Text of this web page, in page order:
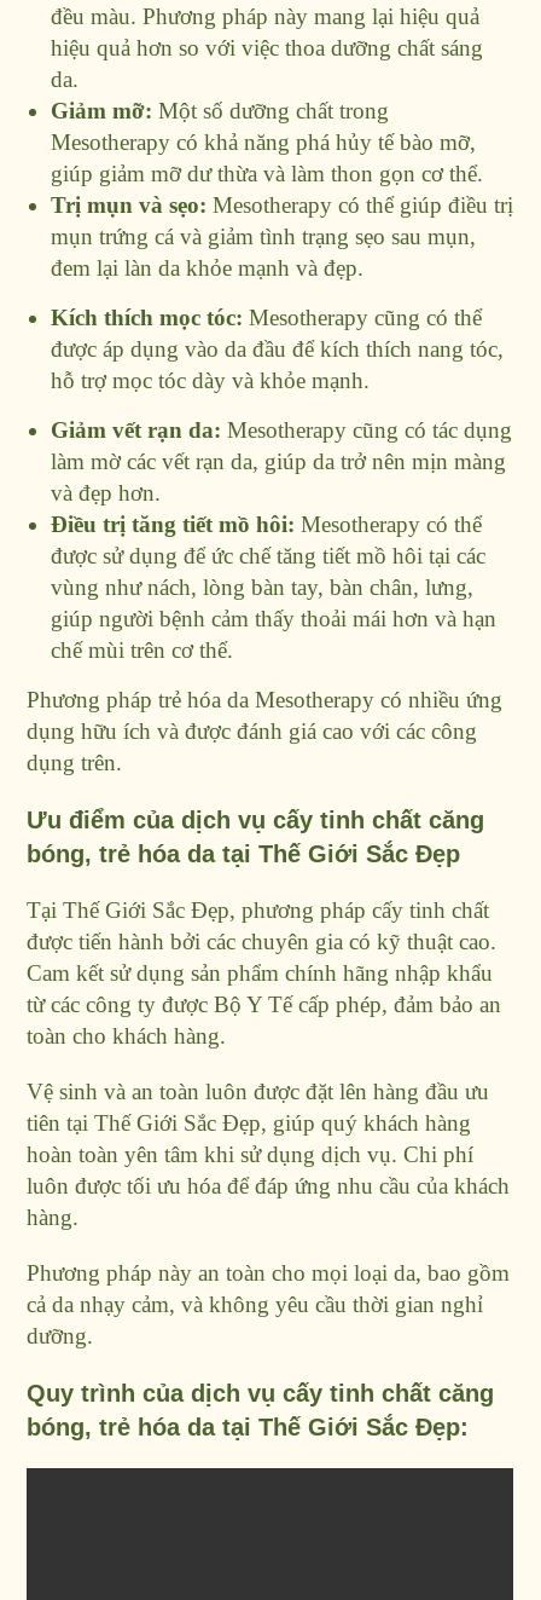
đều màu. Phương pháp này mang lại hiệu quả
hiệu quả hơn so với việc thoa dưỡng chất sáng
da.
Giảm mỡ: Một số dưỡng chất trong
Mesotherapy có khả năng phá hủy tế bào mỡ,
giúp giảm mỡ dư thừa và làm thon gọn cơ thể.
Trị mụn và sẹo: Mesotherapy có thể giúp điều trị
mụn trứng cá và giảm tình trạng sẹo sau mụn,
đem lại làn da khỏe mạnh và đẹp.
Kích thích mọc tóc: Mesotherapy cũng có thể
được áp dụng vào da đầu để kích thích nang tóc,
hỗ trợ mọc tóc dày và khỏe mạnh.
Giảm vết rạn da:Mesotherapy cũng có tác dụng
làm mờ các vết rạn da, giúp da trở nên mịn màng
và đẹp hơn.
Điều trị tăng tiết mồ hôi: Mesotherapy có thể
được sử dụng để ức chế tăng tiết mồ hôi tại các
vùng như nách, lòng bàn tay, bàn chân, lưng,
giúp người bệnh cảm thấy thoải mái hơn và hạn
chế mùi trên cơ thể.
Phương pháp trẻ hóa da Mesotherapy có nhiều ứng
dụng hữu ích và được đánh giá cao với các công
dụng trên.
Ưu điểm của dịch vụ cấy tinh chất căng
bóng, trẻ hóa da tại Thế Giới Sắc Đẹp
Tại Thế Giới Sắc Đẹp, phương pháp cấy tinh chất
được tiến hành bởi các chuyên gia có kỹ thuật cao.
Cam kết sử dụng sản phẩm chính hãng nhập khẩu
từ các công ty được Bộ Y Tế cấp phép, đảm bảo an
toàn cho khách hàng.
Vệ sinh và an toàn luôn được đặt lên hàng đầu ưu
tiên tại Thế Giới Sắc Đẹp, giúp quý khách hàng
hoàn toàn yên tâm khi sử dụng dịch vụ. Chi phí
luôn được tối ưu hóa để đáp ứng nhu cầu của khách
hàng.
Phương pháp này an toàn cho mọi loại da, bao gồm
cả da nhạy cảm, và không yêu cầu thời gian nghỉ
dưỡng.
Quy trình của dịch vụ cấy tinh chất căng
bóng, trẻ hóa da tại Thế Giới Sắc Đẹp: